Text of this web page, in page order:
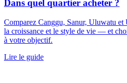
Dans quel quartier acheter ?
Comparez Canggu, Sanur, Uluwatu et
la croissance et le style de vie — et
à votre objectif.
Lire le guide